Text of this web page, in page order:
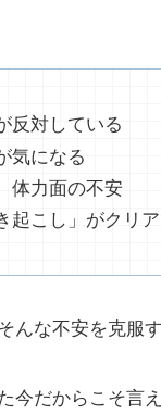
反対している
気になる
体力面の不安
起こし」がクリ
んな不安を克服
今だからこそ言